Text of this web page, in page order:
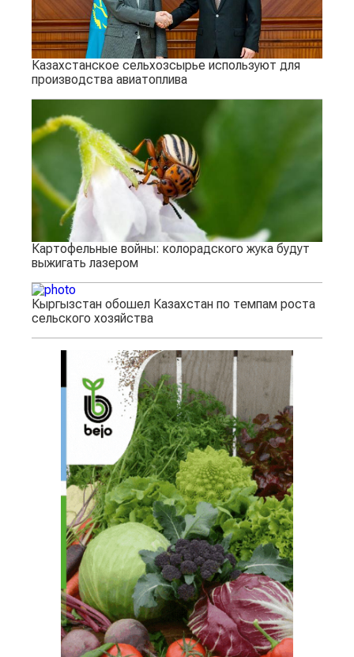
Казахстанское сельхозсырье используют для
производства авиатоплива
Картофельные войны: колорадского жука будут
выжигать лазером
Кыргызстан обошел Казахстан по темпам роста
сельского хозяйства